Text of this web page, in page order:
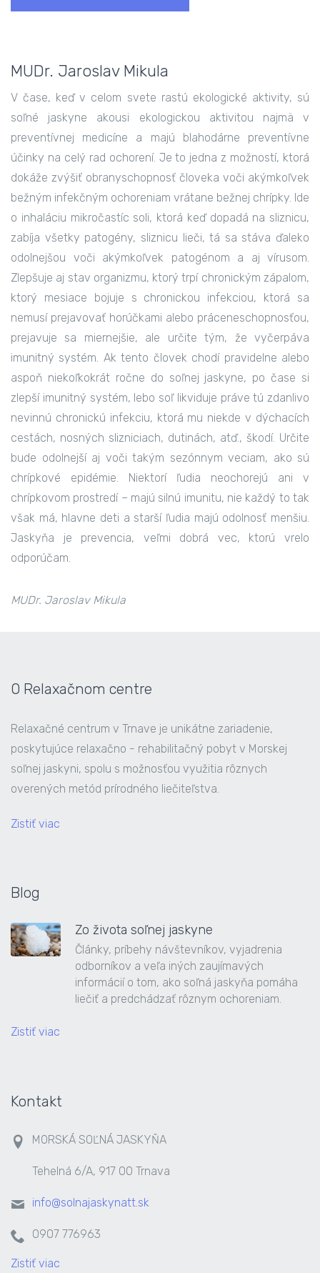
MUDr. Jaroslav Mikula
V čase, keď v celom svete rastú ekologické aktivity, sú
soľné jaskyne akousi ekologickou aktivitou najmä v
preventívnej medicíne a majú blahodárne preventívne
účinky na celý rad ochorení. Je to jedna z možností, ktorá
dokáže zvýšiť obranyschopnosť človeka voči akýmkoľvek
bežným infekčným ochoreniam vrátane bežnej chrípky. Ide
o inhaláciu mikročastíc soli, ktorá keď dopadá na sliznicu,
zabíja všetky patogény, sliznicu lieči, tá sa stáva ďaleko
odolnejšou voči akýmkoľvek patogénom a aj vírusom.
Zlepšuje aj stav organizmu, ktorý trpí chronickým zápalom,
ktorý mesiace bojuje s chronickou infekciou, ktorá sa
nemusí prejavovať horúčkami alebo práceneschopnosťou,
prejavuje sa miernejšie, ale určite tým, že vyčerpáva
imunitný systém. Ak tento človek chodí pravidelne alebo
aspoň niekoľkokrát ročne do soľnej jaskyne, po čase si
zlepší imunitný systém, lebo soľ likviduje práve tú zdanlivo
nevinnú chronickú infekciu, ktorá mu niekde v dýchacích
cestách, nosných slizniciach, dutinách, atď., škodí. Určite
bude odolnejší aj voči takým sezónnym veciam, ako sú
chrípkové epidémie. Niektorí ľudia neochorejú ani v
chrípkovom prostredí – majú silnú imunitu, nie každý to tak
však má, hlavne deti a starší ľudia majú odolnosť menšiu.
Jaskyňa je prevencia, veľmi dobrá vec, ktorú vrelo
odporúčam.
MUDr. Jaroslav Mikula
O Relaxačnom centre
Relaxačné centrum v Trnave je unikátne zariadenie,
poskytujúce relaxačno - rehabilitačný pobyt v Morskej
soľnej jaskyni, spolu s možnosťou využitia rôznych
overených metód prírodného liečiteľstva.
Zistiť viac
Blog
Zo života soľnej jaskyne
Články, príbehy návštevníkov, vyjadrenia
odborníkov a veľa iných zaujímavých
informácií o tom, ako soľná jaskyňa pomáha
liečiť a predchádzať rôznym ochoreniam.
Zistiť viac
Kontakt
MORSKÁ SOĽNÁ JASKYŇA
Tehelná 6/A, 917 00 Trnava
info@solnajaskynatt.sk
0907 776963
Zistiť viac